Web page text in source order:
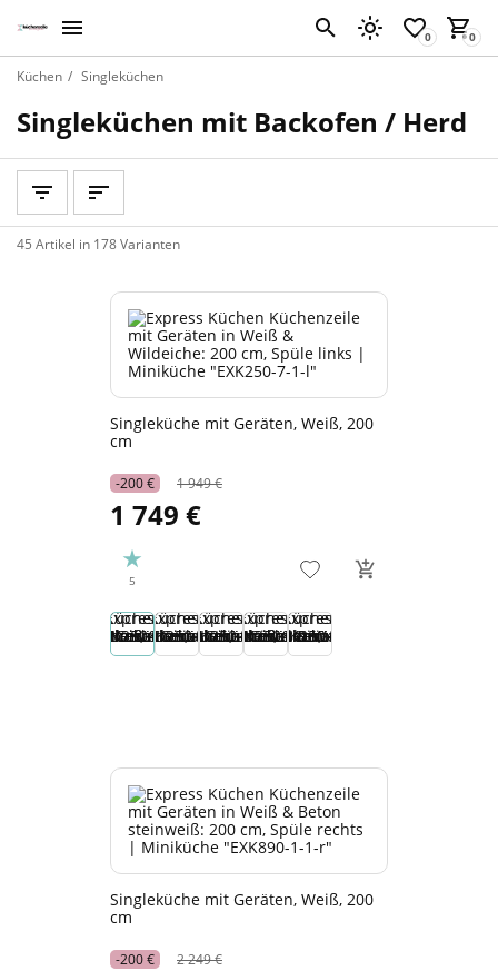
Küchen Singleküchen
Singleküchen mit Backofen / Herd
45 Artikel in 178 Varianten
Singleküche mit Geräten, Weiß, 200
cm
-200 € 1 949 €
1 749 €
5
Singleküche mit Geräten, Weiß, 200
cm
-200 € 2 249 €